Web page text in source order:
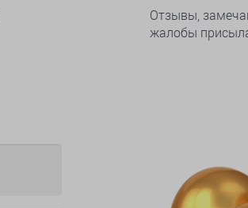
Отзывы,
жалобы